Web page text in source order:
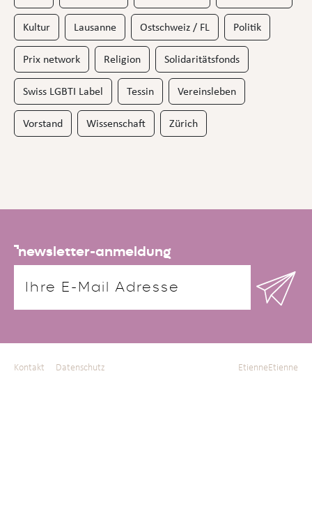
Kultur Lausanne Ostschweiz / FL Politik
Prix network Religion Solidaritätsfonds
Swiss LGBTI Label Tessin Vereinsleben
Vorstand Wissenschaft Zürich
newsletter-anmeldung
Kontakt Datenschutz EtienneEtienne